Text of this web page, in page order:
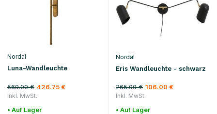
Nordal
Luna-Wandleuchte
569.00 € 426.75 €
Inkl. MwSt.
• Auf Lager
Nordal
Eris Wandleuchte - schwarz
265.00 € 106.00 €
Inkl. MwSt.
• Auf Lager